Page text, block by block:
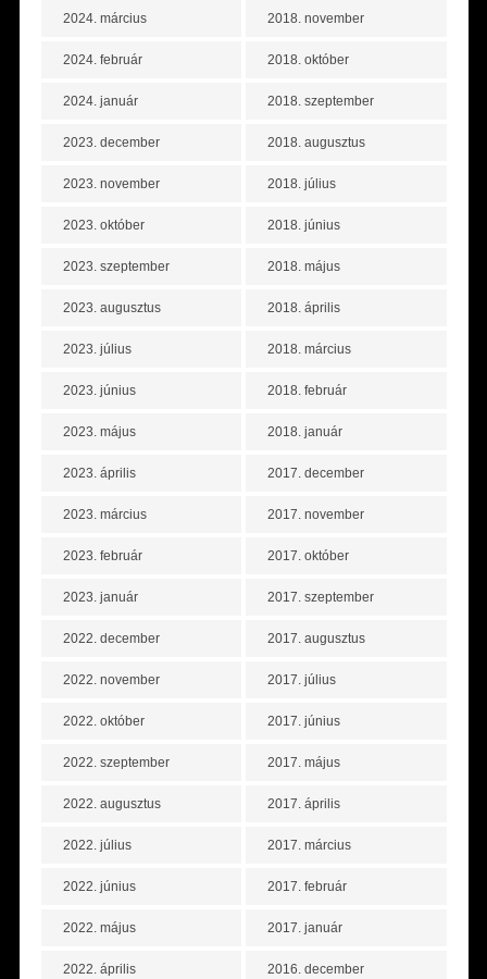
2024. március
2024. február
2024. január
2023. december
2023. november
2023. október
2023. szeptember
2023. augusztus
2023. július
2023. június
2023. május
2023. április
2023. március
2023. február
2023. január
2022. december
2022. november
2022. október
2022. szeptember
2022. augusztus
2022. július
2022. június
2022. május
2022. április
2018. november
2018. október
2018. szeptember
2018. augusztus
2018. július
2018. június
2018. május
2018. április
2018. március
2018. február
2018. január
2017. december
2017. november
2017. október
2017. szeptember
2017. augusztus
2017. július
2017. június
2017. május
2017. április
2017. március
2017. február
2017. január
2016. december